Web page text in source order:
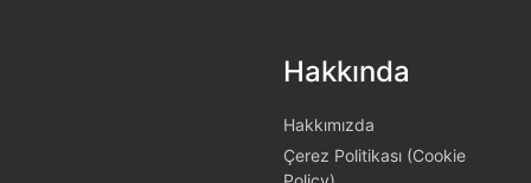
Hakkında
Hakkımızda
Çerez Politikası (Cookie